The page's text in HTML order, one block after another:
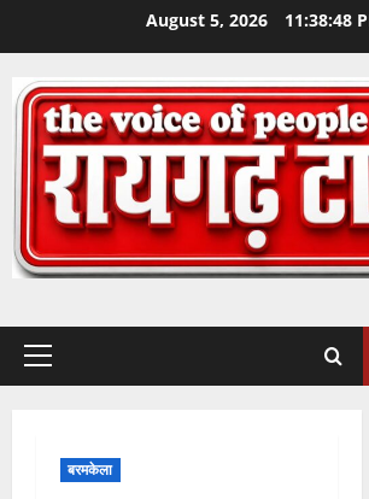
August 5, 2026 11:38:48
Primary
बरमकेला